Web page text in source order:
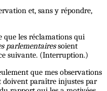
et, sans y répondre,
que les réclamations qui
parlementairessoient
suivante. (Interruption.)
que mes observations
doivent paraître injustes par